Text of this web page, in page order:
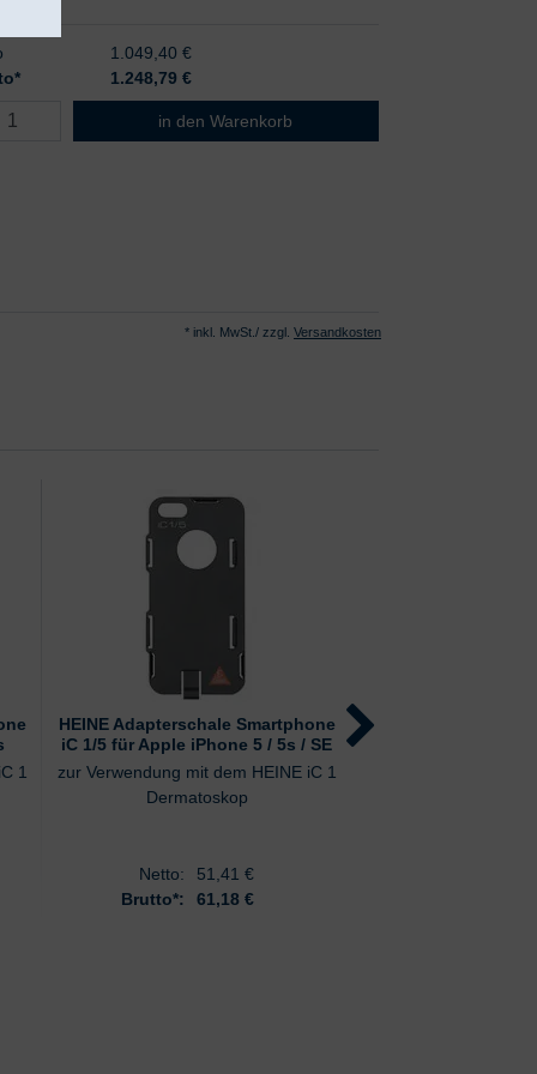
1.049,40 €
1.248,79 €
HEINE iC 1 Dermatoskop Set/5 für Apple iPhone
in den Warenkorb
* inkl. MwSt./ zzgl. Versandkosten
1
HEINE Adapterschale Smartphone
iC 1/5 für Apple iPhone 5 / 5s / SE
zur Verwendung mit dem HEINE iC 1
Dermatoskop
Netto: 51,41 €
Brutto*:
61,18 €
HEINE